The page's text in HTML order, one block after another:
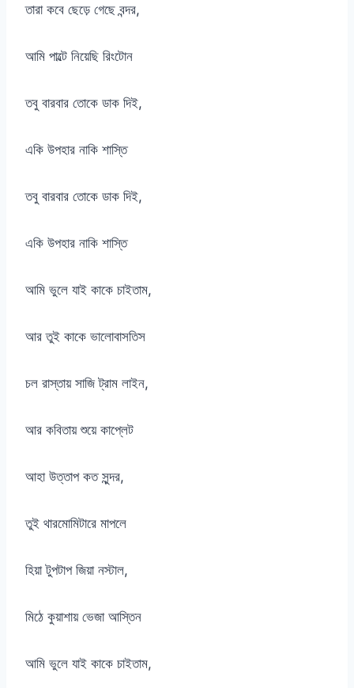
তারা কবে ছেড়ে গেছে বন্দর,
আমি পাল্টে নিয়েছি রিংটোন
তবু বারবার তোকে ডাক দিই,
একি উপহার নাকি শাস্তি
তবু বারবার তোকে ডাক দিই,
একি উপহার নাকি শাস্তি
আমি ভুলে যাই কাকে চাইতাম,
আর তুই কাকে ভালোবাসতিস
চল রাস্তায় সাজি ট্রাম লাইন,
আর কবিতায় শুয়ে কাপ্লেট
আহা উত্তাপ কত সুন্দর,
তুই থারমোমিটারে মাপলে
হিয়া টুপটাপ জিয়া নস্টাল,
মিঠে কুয়াশায় ভেজা আস্তিন
আমি ভুলে যাই কাকে চাইতাম,